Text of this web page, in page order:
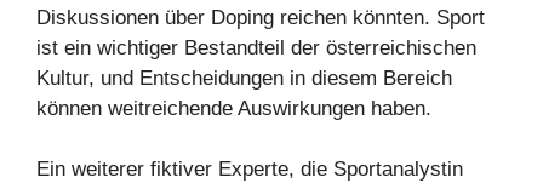
Diskussionen über Doping reichen könnten. Sport
ist ein wichtiger Bestandteil der österreichischen
Kultur, und Entscheidungen in diesem Bereich
können weitreichende Auswirkungen haben.
Ein weiterer fiktiver Experte, die Sportanalystin